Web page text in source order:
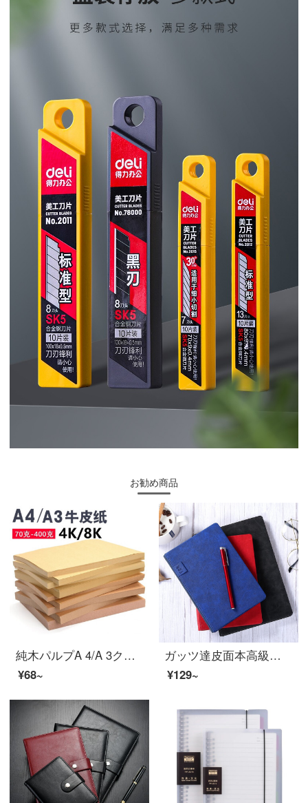
お勧め商品
純木パルプA 4/A 3クラフト紙厚手のクラフト紙A 4(210*297 mm)80 g(100枚)
¥68~
ガッツ達皮面本高級ノートパソコン文具高級ノートファッションライター264ページの宝藍MA-425 A 5を挿すことができます。
¥129~